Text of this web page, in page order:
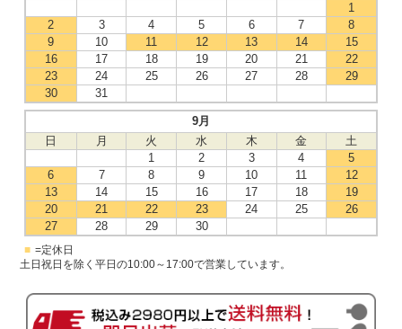
1
2
3 4 5 6 7
8
9
10 11 12 13 14
15
16
17 18 19 20 21
22
23
24 25 26 27 28
29
30
31
9月
日
月 火 水 木 金
土
1
2 3 4
5
6
7 8 9 10 11
12
13
14 15 16 17 18
19
20
21 22 23 24 25
26
27
28 29 30
■ =定休日
土日祝日を除く平日の10:00～17:00で営業しています。